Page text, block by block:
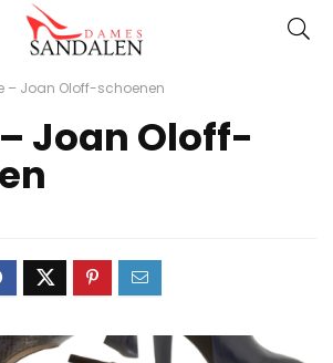
– Joan Oloff-schoenen
Joan Oloff-